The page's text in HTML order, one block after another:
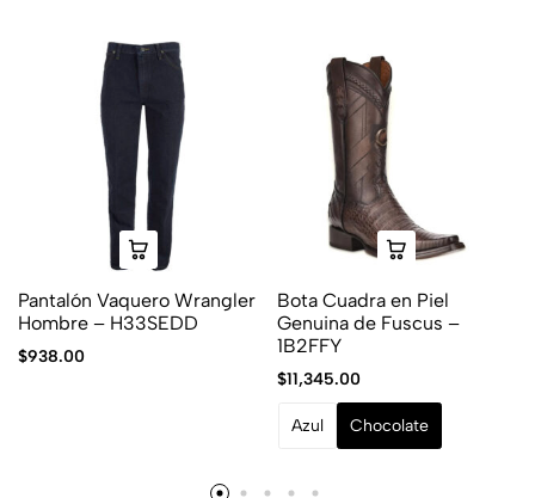
Pantalón Vaquero Wrangler
Hombre – H33SEDD
$938.00
Bota Cuadra en Piel
Genuina de Fuscus –
1B2FFY
$11,345.00
Azul Chocolate